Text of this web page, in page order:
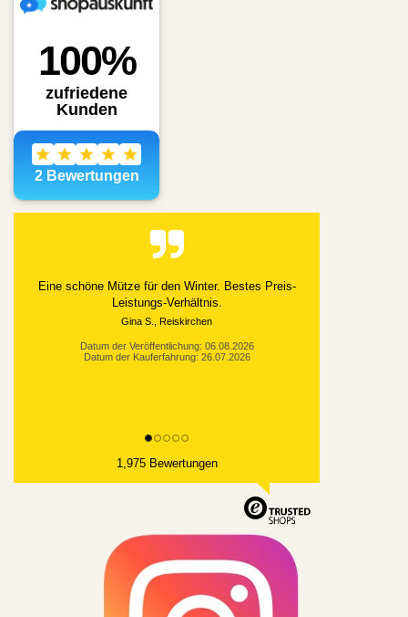
Eine schöne Mütze für den Winter. Bestes Preis-
Leistungs-Verhältnis.
Gina S., Reiskirchen
Datum der Veröffentlichung: 06.08.2026
Datum der Kauferfahrung: 26.07.2026
1,975 Bewertungen